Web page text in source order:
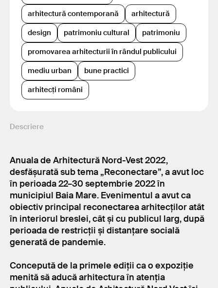
arhitectură contemporană
arhitectură
design
patrimoniu cultural
patrimoniu
promovarea arhitecturii în rândul publicului
mediu urban
bune practici
arhitecți români
Descriere
Anuala de Arhitectură Nord-Vest 2022,
desfășurată sub tema „Reconectare”, a avut loc
în perioada 22–30 septembrie 2022 în
municipiul Baia Mare. Evenimentul a avut ca
obiectiv principal reconectarea arhitecților atât
în interiorul breslei, cât și cu publicul larg, după
perioada de restricții și distanțare socială
generată de pandemie.
Concepută de la primele ediții ca o expoziție
menită să aducă arhitectura în atenția